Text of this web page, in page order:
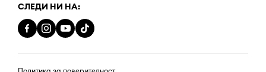
СЛЕДИ НИ НА: